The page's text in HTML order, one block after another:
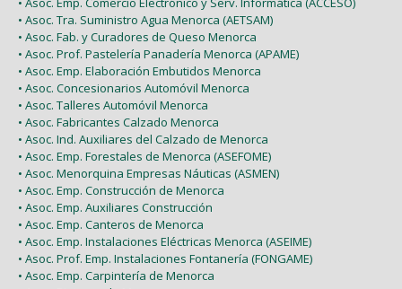
• Asoc. Tra. Suministro Agua Menorca (AETSAM)
• Asoc. Fab. y Curadores de Queso Menorca
• Asoc. Prof. Pastelería Panadería Menorca (APAME)
• Asoc. Emp. Elaboración Embutidos Menorca
• Asoc. Concesionarios Automóvil Menorca
• Asoc. Talleres Automóvil Menorca
• Asoc. Fabricantes Calzado Menorca
• Asoc. Ind. Auxiliares del Calzado de Menorca
• Asoc. Emp. Forestales de Menorca (ASEFOME)
• Asoc. Menorquina Empresas Náuticas (ASMEN)
• Asoc. Emp. Construcción de Menorca
• Asoc. Emp. Auxiliares Construcción
• Asoc. Emp. Canteros de Menorca
• Asoc. Emp. Instalaciones Eléctricas Menorca (ASEIME)
• Asoc. Prof. Emp. Instalaciones Fontanería (FONGAME)
• Asoc. Emp. Carpintería de Menorca